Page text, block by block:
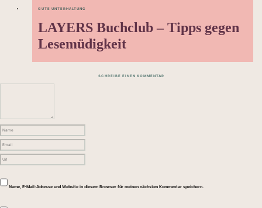
GUTE UNTERHALTUNG
LAYERS Buchclub – Tipps gegen
Lesemüdigkeit
SCHREIBE EINEN KOMMENTAR
Name, E-Mail-Adresse und Website in diesem Browser für meinen nächsten Kommentar speichern.